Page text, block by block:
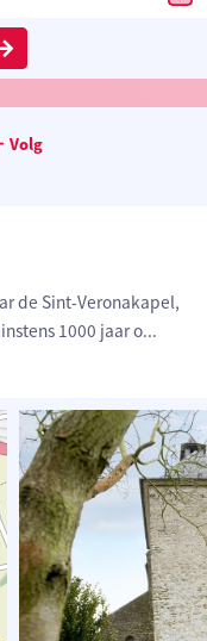
Volg
de Sint-Veronakapel,
1000 jaar o...